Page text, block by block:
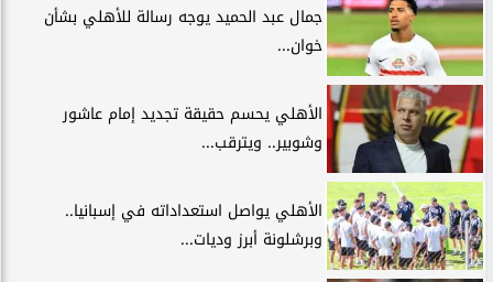
جمال عبد الحميد يوجه رسالة للأهلي بشأن
خوان...
الأهلي يحسم حقيقة تجديد إمام عاشور
وشوبير.. ويترقب...
الأهلي يواصل استعداداته في إسبانيا..
وبرشلونة أبرز وديات...